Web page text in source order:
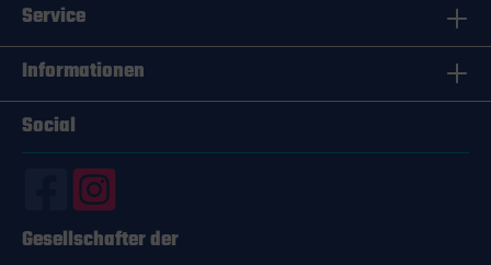
Service
Informationen
Social
Gesellschafter der